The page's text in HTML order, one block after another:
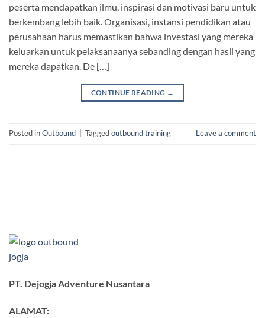
peserta mendapatkan ilmu, inspirasi dan motivasi baru untuk
berkembang lebih baik. Organisasi, instansi pendidikan atau
perusahaan harus memastikan bahwa investasi yang mereka
keluarkan untuk pelaksanaanya sebanding dengan hasil yang
mereka dapatkan. De […]
CONTINUE READING →
Posted inOutbound Taggedoutbound training Leave a comment
PT. Dejogja Adventure Nusantara
ALAMAT: